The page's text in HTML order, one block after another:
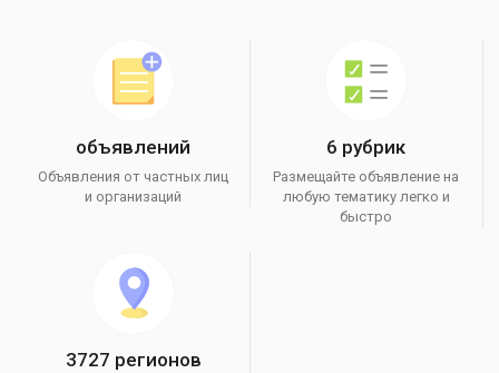
объявлений
Объявления от частных лиц
и организаций
6 рубрик
Размещайте объявление на
любую тематику легко и
быстро
3727 регионов